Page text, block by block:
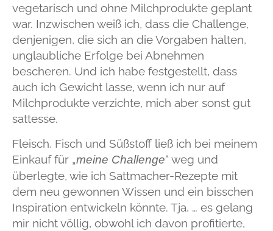
vegetarisch und ohne Milchprodukte geplant
war. Inzwischen weiß ich, dass die Challenge,
denjenigen, die sich an die Vorgaben halten,
unglaubliche Erfolge bei Abnehmen
bescheren. Und ich habe festgestellt, dass
auch ich Gewicht lasse, wenn ich nur auf
Milchprodukte verzichte, mich aber sonst gut
sattesse.
Fleisch, Fisch und Süßstoff ließ ich bei meinem
Einkauf für „meine Challenge“ weg und
überlegte, wie ich Sattmacher-Rezepte mit
dem neu gewonnen Wissen und ein bisschen
Inspiration entwickeln könnte. Tja, … es gelang
mir nicht völlig, obwohl ich davon profitierte,